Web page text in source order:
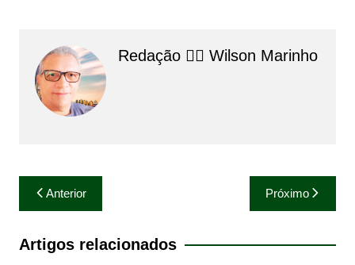
Redação 👨‍⚖️​ Wilson Marinho
Navegação
de
Post
Anterior Próximo
Artigos relacionados